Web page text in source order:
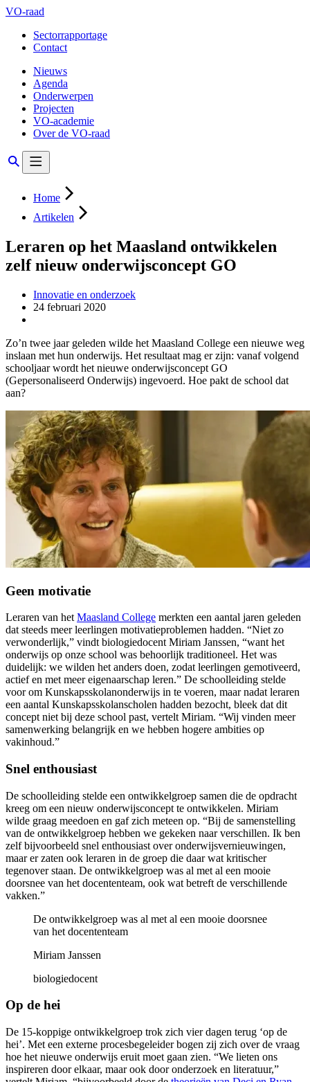
VO-raad
Sectorrapportage
Contact
Nieuws
Agenda
Onderwerpen
Projecten
VO-academie
Over de VO-raad
Home
Artikelen
Leraren op het Maasland ontwikkelen
zelf nieuw onderwijsconcept GO
Innovatie en onderzoek
24 februari 2020
Zo’n twee jaar geleden wilde het Maasland College een nieuwe weg
inslaan met hun onderwijs. Het resultaat mag er zijn: vanaf volgend
schooljaar wordt het nieuwe onderwijsconcept GO
(Gepersonaliseerd Onderwijs) ingevoerd. Hoe pakt de school dat
aan?
Geen motivatie
Leraren van het Maasland College merkten een aantal jaren geleden
dat steeds meer leerlingen motivatieproblemen hadden. “Niet zo
verwonderlijk,” vindt biologiedocent Miriam Janssen, “want het
onderwijs op onze school was behoorlijk traditioneel. Het was
duidelijk: we wilden het anders doen, zodat leerlingen gemotiveerd,
actief en met meer eigenaarschap leren.” De schoolleiding stelde
voor om Kunskapsskolanonderwijs in te voeren, maar nadat leraren
een aantal Kunskapsskolanscholen hadden bezocht, bleek dat dit
concept niet bij deze school past, vertelt Miriam. “Wij vinden meer
samenwerking belangrijk en we hebben hogere ambities op
vakinhoud.”
Snel enthousiast
De schoolleiding stelde een ontwikkelgroep samen die de opdracht
kreeg om een nieuw onderwijsconcept te ontwikkelen. Miriam
wilde graag meedoen en gaf zich meteen op. “Bij de samenstelling
van de ontwikkelgroep hebben we gekeken naar verschillen. Ik ben
zelf bijvoorbeeld snel enthousiast over onderwijsvernieuwingen,
maar er zaten ook leraren in de groep die daar wat kritischer
tegenover staan. De ontwikkelgroep was al met al een mooie
doorsnee van het docententeam, ook wat betreft de verschillende
vakken.”
De ontwikkelgroep was al met al een mooie doorsnee
van het docententeam
Miriam Janssen
biologiedocent
Op de hei
De 15-koppige ontwikkelgroep trok zich vier dagen terug ‘op de
hei’. Met een externe procesbegeleider bogen zij zich over de vraag
hoe het nieuwe onderwijs eruit moet gaan zien. “We lieten ons
inspireren door elkaar, maar ook door onderzoek en literatuur,”